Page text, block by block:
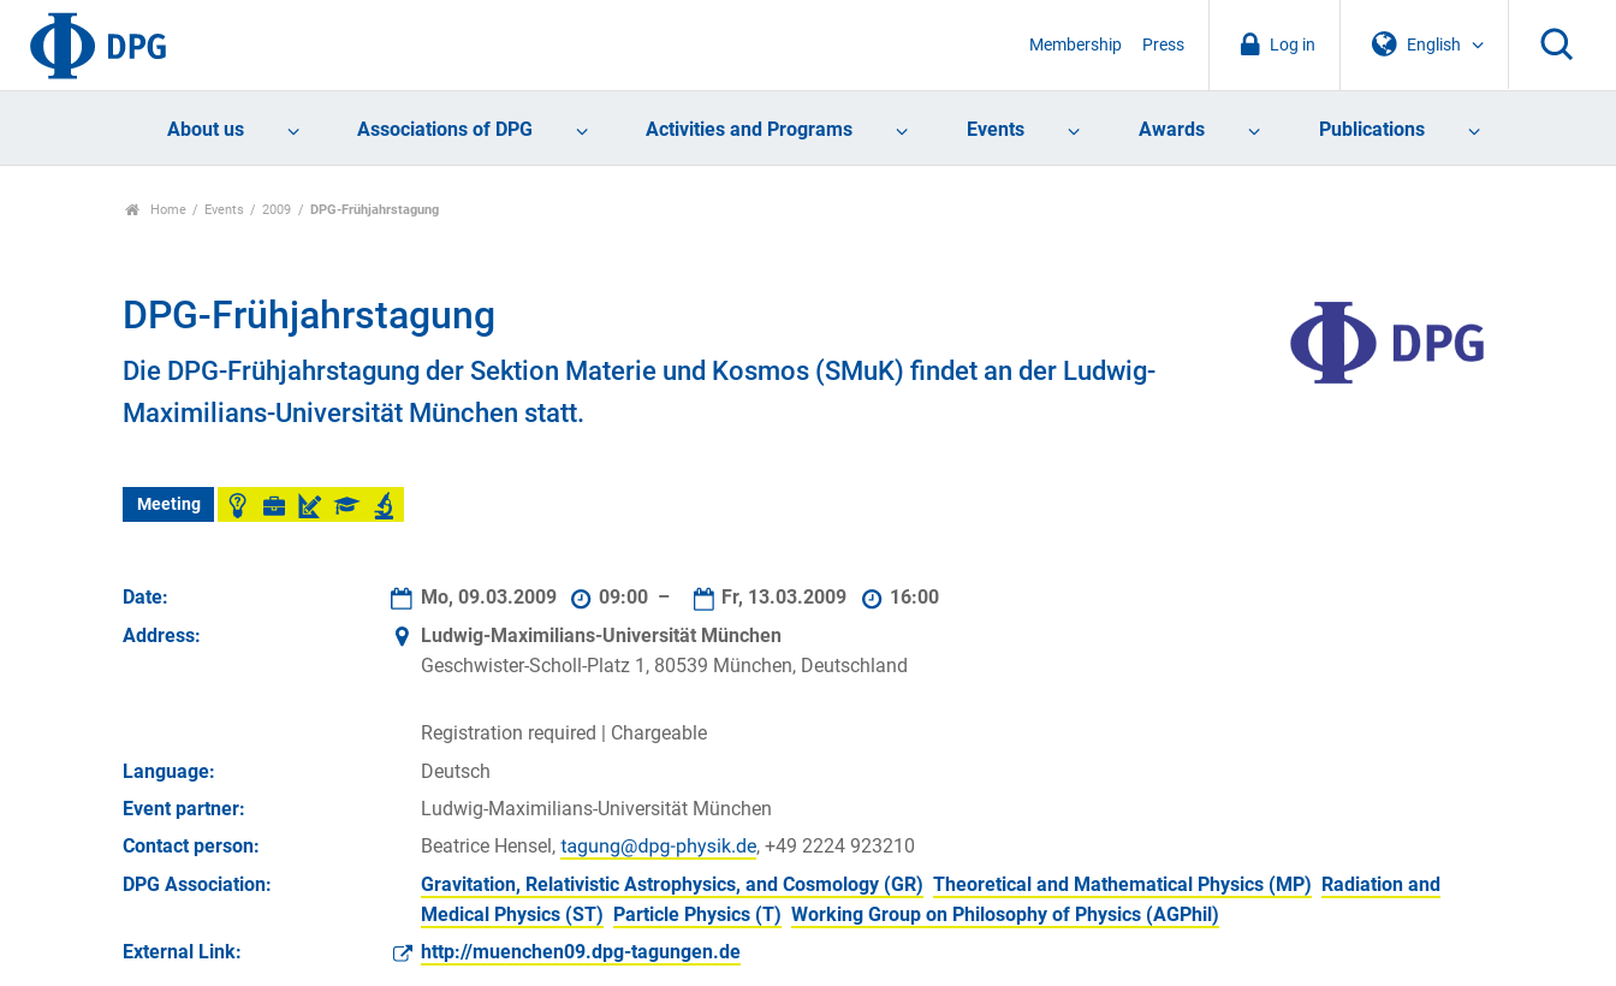
English
Log in
Membership Press
About us Associations of DPG Activities and Programs Events Awards Publications
Home Events 2009 DPG-Frühjahrstagung
DPG-Frühjahrstagung
Die DPG-Frühjahrstagung der Sektion Materie und Kosmos (SMuK) findet an der Ludwig-
Maximilians-Universität München statt.
Meeting
Date: Mo, 09.03.2009 09:00 – Fr, 13.03.2009
16:00
Address:
Ludwig-Maximilians-Universität München
Geschwister-Scholl-Platz 1, 80539 München, Deutschland
Registration required | Chargeable
Language:
Deutsch
Event partner:
Ludwig-Maximilians-Universität München
Contact person:
Beatrice Hensel,
, +49 2224 923210
DPG Association:
Gravitation, Relativistic Astrophysics, and Cosmology (GR) Theoretical and Mathematical Physics (MP) Radiation and
Medical Physics (ST) Particle Physics (T) Working Group on Philosophy of Physics (AGPhil)
External Link:
http://muenchen09.dpg-tagungen.de